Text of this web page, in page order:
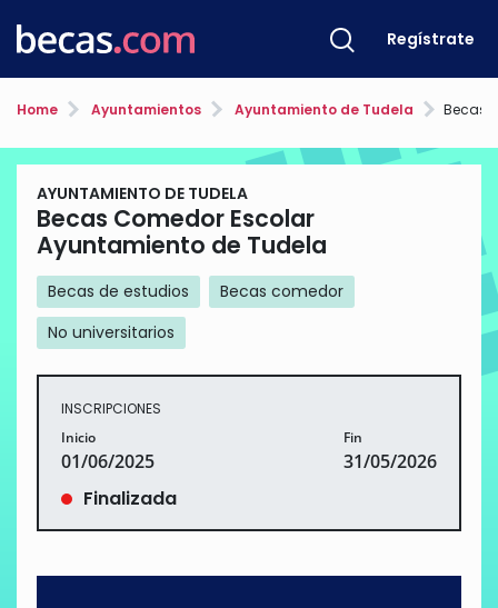
Regístrate
Home Ayuntamientos Ayuntamiento de Tudela Becas
AYUNTAMIENTO DE TUDELA
Becas Comedor Escolar
Ayuntamiento de Tudela
Becas de estudios
Becas comedor
No universitarios
INSCRIPCIONES
Inicio
01/06/2025
Fin
31/05/2026
Finalizada